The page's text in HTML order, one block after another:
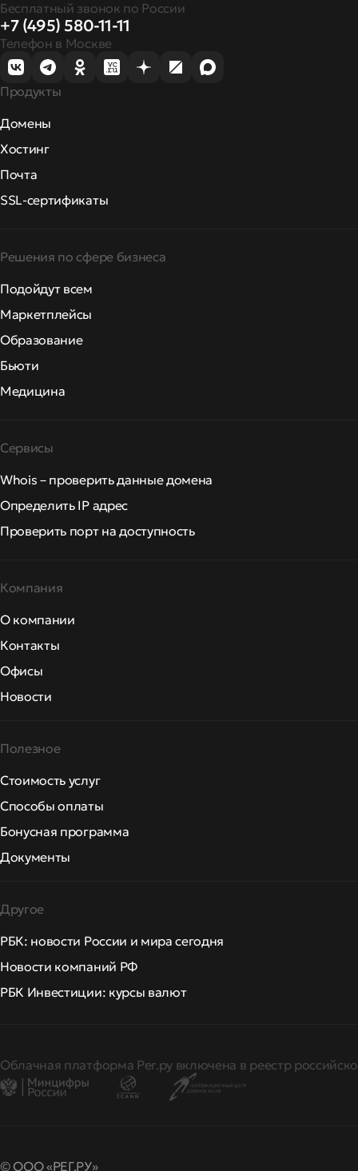
Бесплатный звонок по России
+7 (495) 580-11-11
Телефон в Москве
Продукты
Домены
Хостинг
Почта
SSL-сертификаты
Решения по сфере бизнеса
Подойдут всем
Маркетплейсы
Образование
Бьюти
Медицина
Сервисы
Whois – проверить данные домена
Определить IP адрес
Проверить порт на доступность
Компания
О компании
Контакты
Офисы
Новости
Полезное
Стоимость услуг
Способы оплаты
Бонусная программа
Документы
Другое
РБК: новости России и мира сегодня
Новости компаний РФ
РБК Инвестиции: курсы валют
Облачная платформа Рег.ру включена в реестр
© ООО «РЕГ.РУ»